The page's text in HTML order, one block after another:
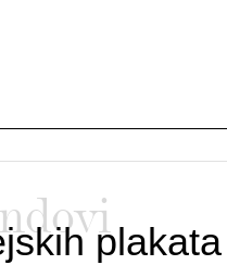
plakata